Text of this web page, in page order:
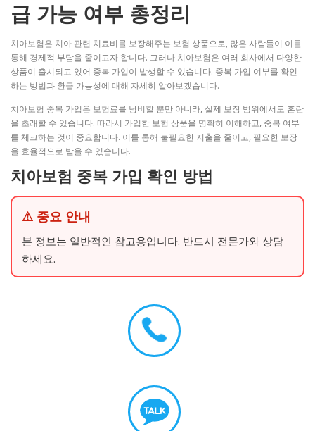
급 가능 여부 총정리
치아보험은 치아 관련 치료비를 보장해주는 보험 상품으로, 많은 사람들이 이를
통해 경제적 부담을 줄이고자 합니다. 그러나 치아보험은 여러 회사에서 다양한
상품이 출시되고 있어 중복 가입이 발생할 수 있습니다. 중복 가입 여부를 확인
하는 방법과 환급 가능성에 대해 자세히 알아보겠습니다.
치아보험 중복 가입은 보험료를 낭비할 뿐만 아니라, 실제 보장 범위에서도 혼란
을 초래할 수 있습니다. 따라서 가입한 보험 상품을 명확히 이해하고, 중복 여부
를 체크하는 것이 중요합니다. 이를 통해 불필요한 지출을 줄이고, 필요한 보장
을 효율적으로 받을 수 있습니다.
치아보험 중복 가입 확인 방법
⚠ 중요 안내
본 정보는 일반적인 참고용입니다. 반드시 전문가와 상담
하세요.